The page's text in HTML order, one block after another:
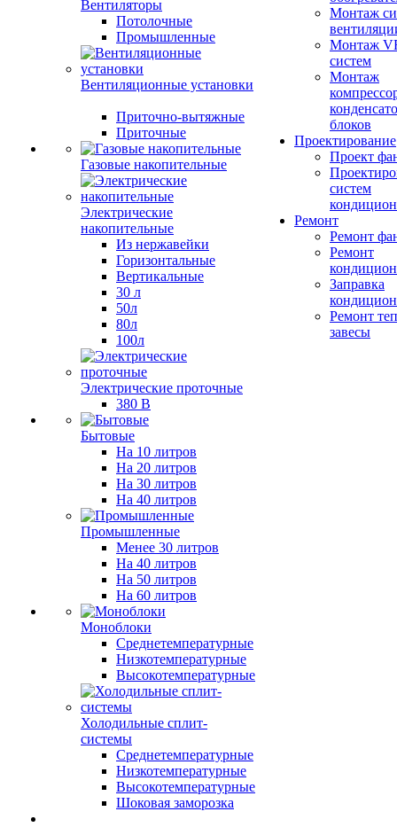
Вентиляторы
Потолочные
Промышленные
Вентиляционные установки
Приточно-вытяжные
Приточные
Газовые накопительные
Электрические
накопительные
Из нержавейки
Горизонтальные
Вертикальные
30 л
50л
80л
100л
Электрические проточные
380 В
Бытовые
На 10 литров
На 20 литров
На 30 литров
На 40 литров
Промышленные
Менее 30 литров
На 40 литров
На 50 литров
На 60 литров
Моноблоки
Среднетемпературные
Низкотемпературные
Высокотемпературные
Холодильные сплит-
системы
Среднетемпературные
Низкотемпературные
Высокотемпературные
Шоковая заморозка
Монтаж
Монтаж
систем
Монтаж
блоков
Проектирование
Проект
систем
Ремонт
Ремонт
Ремонт
Заправка
Ремонт
завесы